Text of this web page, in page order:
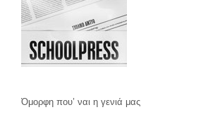
Όμορφη που’ ναι η γενιά μας